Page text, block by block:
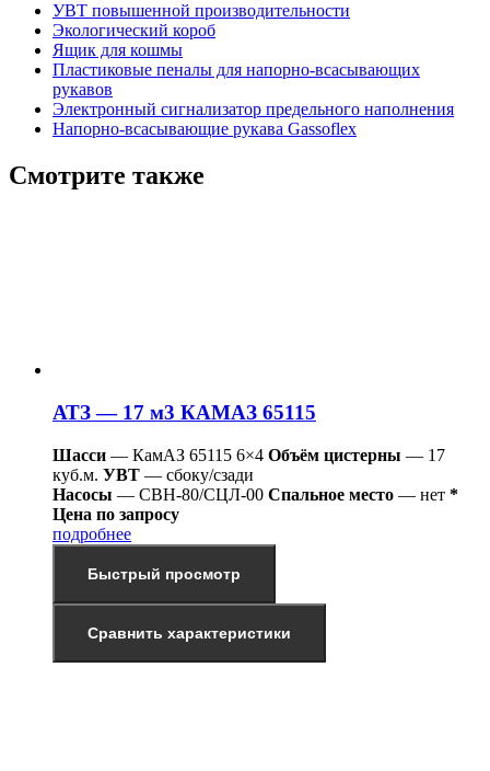
УВТ повышенной производительности
Экологический короб
Ящик для кошмы
Пластиковые пеналы для напорно-всасывающих
рукавов
Электронный сигнализатор предельного наполнения
Напорно-всасывающие рукава Gassoflex
Смотрите также
АТЗ — 17 м3 КАМАЗ 65115
Шасси — КамАЗ 65115 6×4 Объём цистерны — 17
куб.м. УВТ — сбоку/сзади
Насосы — СВН-80/СЦЛ-00 Спальное место — нет *
Цена по запросу
подробнее
Быстрый просмотр
Сравнить характеристики